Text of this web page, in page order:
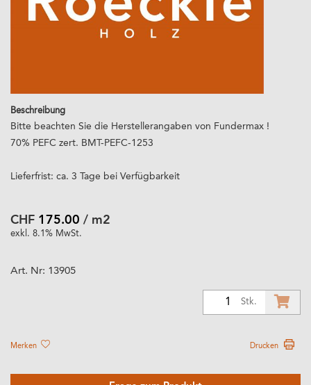
Beschreibung
Bitte beachten Sie die Herstellerangaben von Fundermax !
70% PEFC zert. BMT-PEFC-1253
Lieferfrist: ca. 3 Tage bei Verfügbarkeit
CHF 175.00 / m2
exkl. 8.1% MwSt.
Art. Nr: 13905
Stk.
Merken Drucken